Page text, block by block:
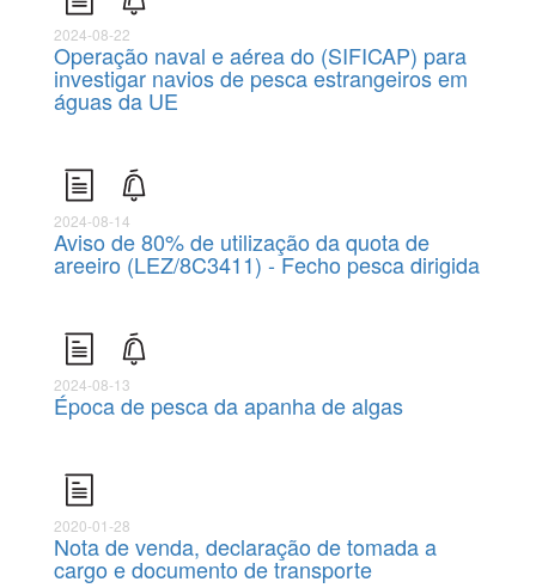
2024-08-22
Operação naval e aérea do (SIFICAP) para
investigar navios de pesca estrangeiros em
águas da UE
2024-08-14
Aviso de 80% de utilização da quota de
areeiro (LEZ/8C3411) - Fecho pesca dirigida
2024-08-13
Época de pesca da apanha de algas
2020-01-28
Nota de venda, declaração de tomada a
cargo e documento de transporte